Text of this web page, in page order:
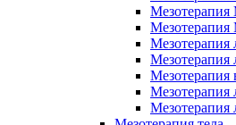
Мезотерапия
Мезотерапия
Мезотерапия
Мезотерапия
Мезотерапия
Мезотерапия
Мезотерапия